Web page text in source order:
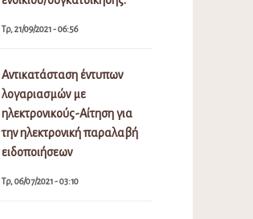
Τρ, 21/09/2021 - 06:56
Αντικατάσταση έντυπων
λογαριασμών με
ηλεκτρονικούς-Αίτηση για
την ηλεκτρονική παραλαβή
ειδοποιήσεων
Τρ, 06/07/2021 - 03:10